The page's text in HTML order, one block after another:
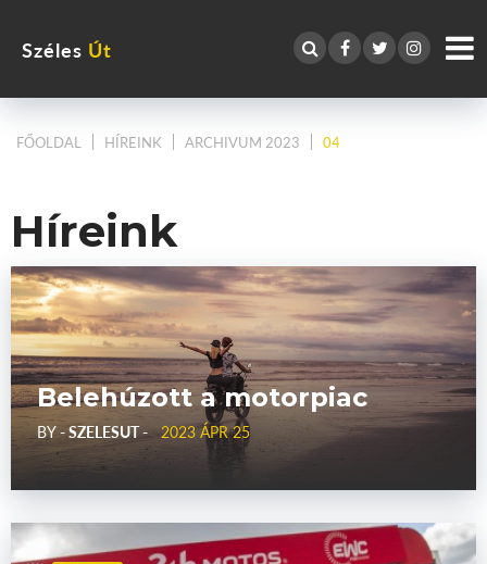
Széles Út
FŐOLDAL HÍREINK ARCHIVUM 2023 04
Híreink
Belehúzott a motorpiac
BY- SZELESUT - 2023 ÁPR 25